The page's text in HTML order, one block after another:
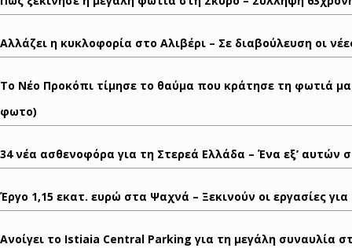
Αλλάζει η κυκλοφορία στο Αλιβέρι – Σε διαβούλευση οι
Το Νέο Προκόπι τίμησε το θαύμα που κράτησε τη φωτιά
φωτο)
34 νέα ασθενοφόρα για τη Στερεά Ελλάδα – Ένα εξ’ αυτών
Έργο 1,15 εκατ. ευρώ στα Ψαχνά – Ξεκινούν οι εργασίες για
Ανοίγει το Istiaia Central Parking για τη μεγάλη συναυλία